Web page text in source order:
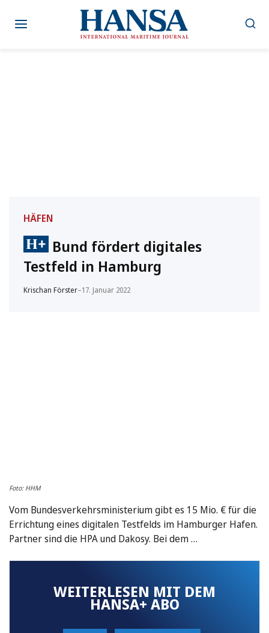
Inhalt
HÄFEN
Bund fördert digitales
Testfeld in Hamburg
Krischan Förster–17. Januar 2022
Foto: HHM
Vom Bundesverkehrsministerium gibt es 15 Mio. € für die
Errichtung eines digitalen Testfelds im Hamburger Hafen.
Partner sind die HPA und Dakosy. Bei dem …
WEITERLESEN MIT DEM
HANSA+ ABO